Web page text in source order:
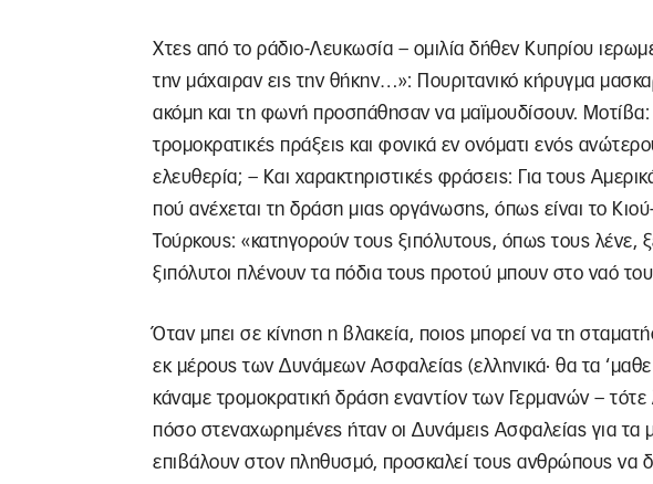
Χτες από το ράδιο-Λευκωσία – ομιλία δήθεν Κυπρίου
την μάχαιραν εις την θήκην…»: Πουριτανικό κήρυγμα
ακόμη και τη φωνή προσπάθησαν να μαϊμουδίσουν. Μοτίβα:
τρομοκρατικές πράξεις και φονικά εν ονόματι ενός
ελευθερία; – Και χαρακτηριστικές φράσεις: Για τους
πού ανέχεται τη δράση μιας οργάνωσης, όπως είναι το
Τούρκους: «κατηγορούν τους ξιπόλυτους, όπως τους λένε,
ξιπόλυτοι πλένουν τα πόδια τους προτού μπουν στο ναό
Όταν μπει σε κίνηση η βλακεία, ποιος μπορεί να τη
εκ μέρους των Δυνάμεων Ασφαλείας (ελληνικά· θα τα
κάναμε τρομοκρατική δράση εναντίον των Γερμανών –
πόσο στεναχωρημένες ήταν οι Δυνάμεις Ασφαλείας για τα
επιβάλουν στον πληθυσμό, προσκαλεί τους ανθρώπους να